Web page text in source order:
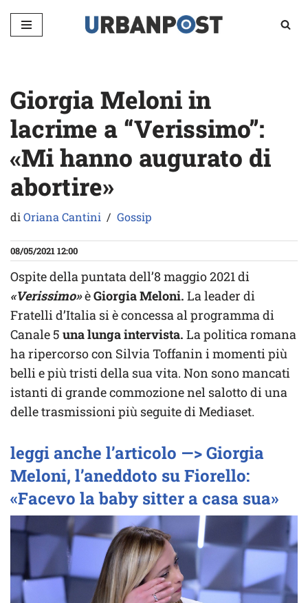
Vai
Giorgia Meloni in
lacrime a “Verissimo”:
«Mi hanno augurato di
abortire»
diOriana Cantini Gossip
08/05/2021 12:00
Ospite della puntata dell’8 maggio 2021 di
«Verissimo»èGiorgia Meloni. La leader di
Fratelli d’Italia si è concessa al programma di
Canale 5 una lunga intervista. La politica romana
ha ripercorso con Silvia Toffanin i momenti più
belli e più tristi della sua vita. Non sono mancati
istanti di grande commozione nel salotto di una
delle trasmissioni più seguite di Mediaset.
leggi anche l’articolo —> Giorgia
Meloni, l’aneddoto su Fiorello:
«Facevo la baby sitter a casa sua»